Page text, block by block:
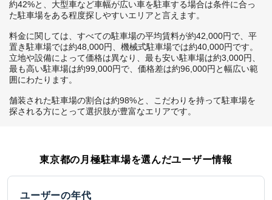
約42%と、大型車など車幅が広い車を駐車する場合は条件に合っ
た駐車場をある程度探しやすいエリアと言えます。
料金に関しては、すべての駐車場の平均賃料が約42,000円で、平
置き駐車場では約48,000円、機械式駐車場では約40,000円です。
立地や設備によって価格は異なり、最も安い駐車場は約3,000円、
最も高い駐車場は約99,000円で、価格差は約96,000円と幅広い範
囲にわたります。
舗装された駐車場の割合は約98%と、こだわりを持って駐車場を
探される方にとって選択肢が豊富なエリアです。
東京都の月極駐車場を選んだユーザー情報
ユーザーの年代